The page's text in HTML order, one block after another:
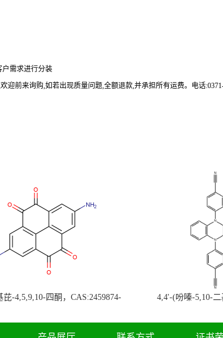
户需求进行分装
迎前来询购,如若出现质量问题,全额退款,并承担所有运费。电话:0371-
芘-4,5,9,10-四酮，CAS:2459874-
4,4'-(吩嗪-5,10-二